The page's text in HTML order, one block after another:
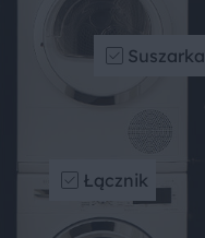
Suszarka
Łącznik